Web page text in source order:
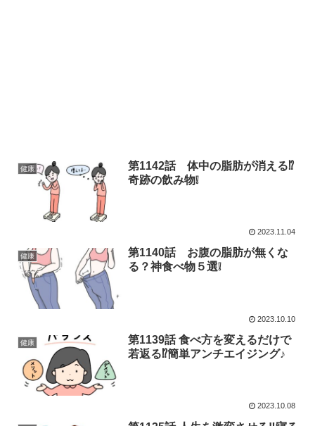
健康
第1142話 体中の脂肪が消える⁉
奇跡の飲み物❕
2023.11.04
健康
第1140話 お腹の脂肪が無くな
る？神食べ物５選❕
2023.10.10
健康
第1139話 食べ方を変えるだけで
若返る⁉簡単アンチエイジング♪
2023.10.08